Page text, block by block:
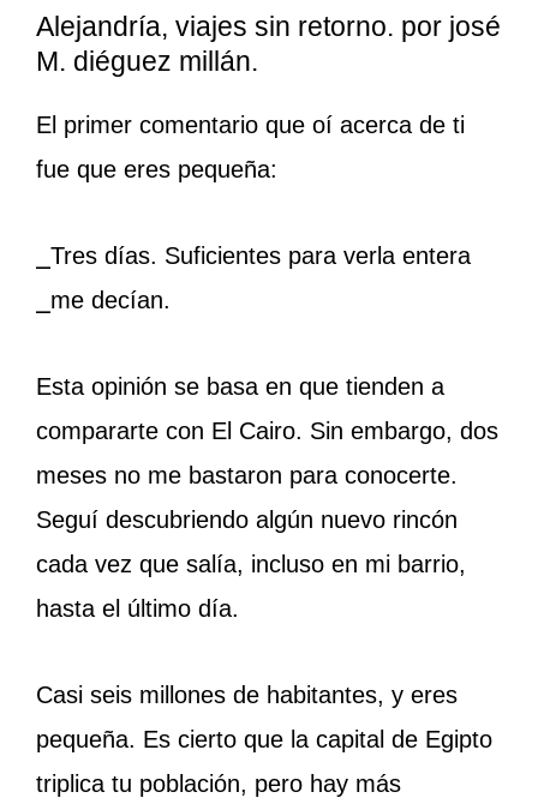
Alejandría, viajes sin retorno. por josé
M. diéguez millán.
El primer comentario que oí acerca de ti
fue que eres pequeña:
Tres días. Suficientes para verla entera
me decían.
Esta opinión se basa en que tienden a
compararte con El Cairo. Sin embargo, dos
meses no me bastaron para conocerte.
Seguí descubriendo algún nuevo rincón
cada vez que salía, incluso en mi barrio,
hasta el último día.
Casi seis millones de habitantes, y eres
pequeña. Es cierto que la capital de Egipto
triplica tu población, pero hay más